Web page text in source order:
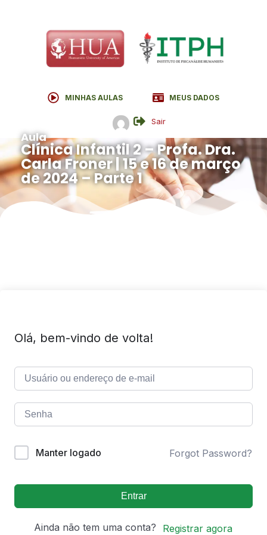
MINHAS AULAS MEUS DADOS
Sair
Aula
Clínica Infantil 2 – Profa. Dra.
Carla Froner | 15 e 16 de março
de 2024 – Parte 1
Olá, bem-vindo de volta!
Manter logado Forgot Password?
Entrar
Ainda não tem uma conta? Registrar agora